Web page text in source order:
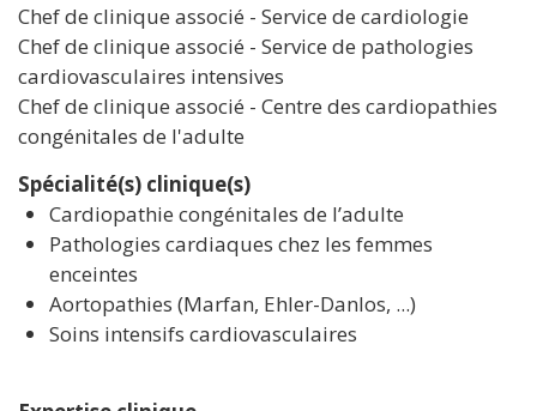
Chef de clinique associé - Service de cardiologie
Chef de clinique associé - Service de pathologies
cardiovasculaires intensives
Chef de clinique associé - Centre des cardiopathies
congénitales de l'adulte
Spécialité(s) clinique(s)
Cardiopathie congénitales de l’adulte
Pathologies cardiaques chez les femmes
enceintes
Aortopathies (Marfan, Ehler-Danlos, ...)
Soins intensifs cardiovasculaires